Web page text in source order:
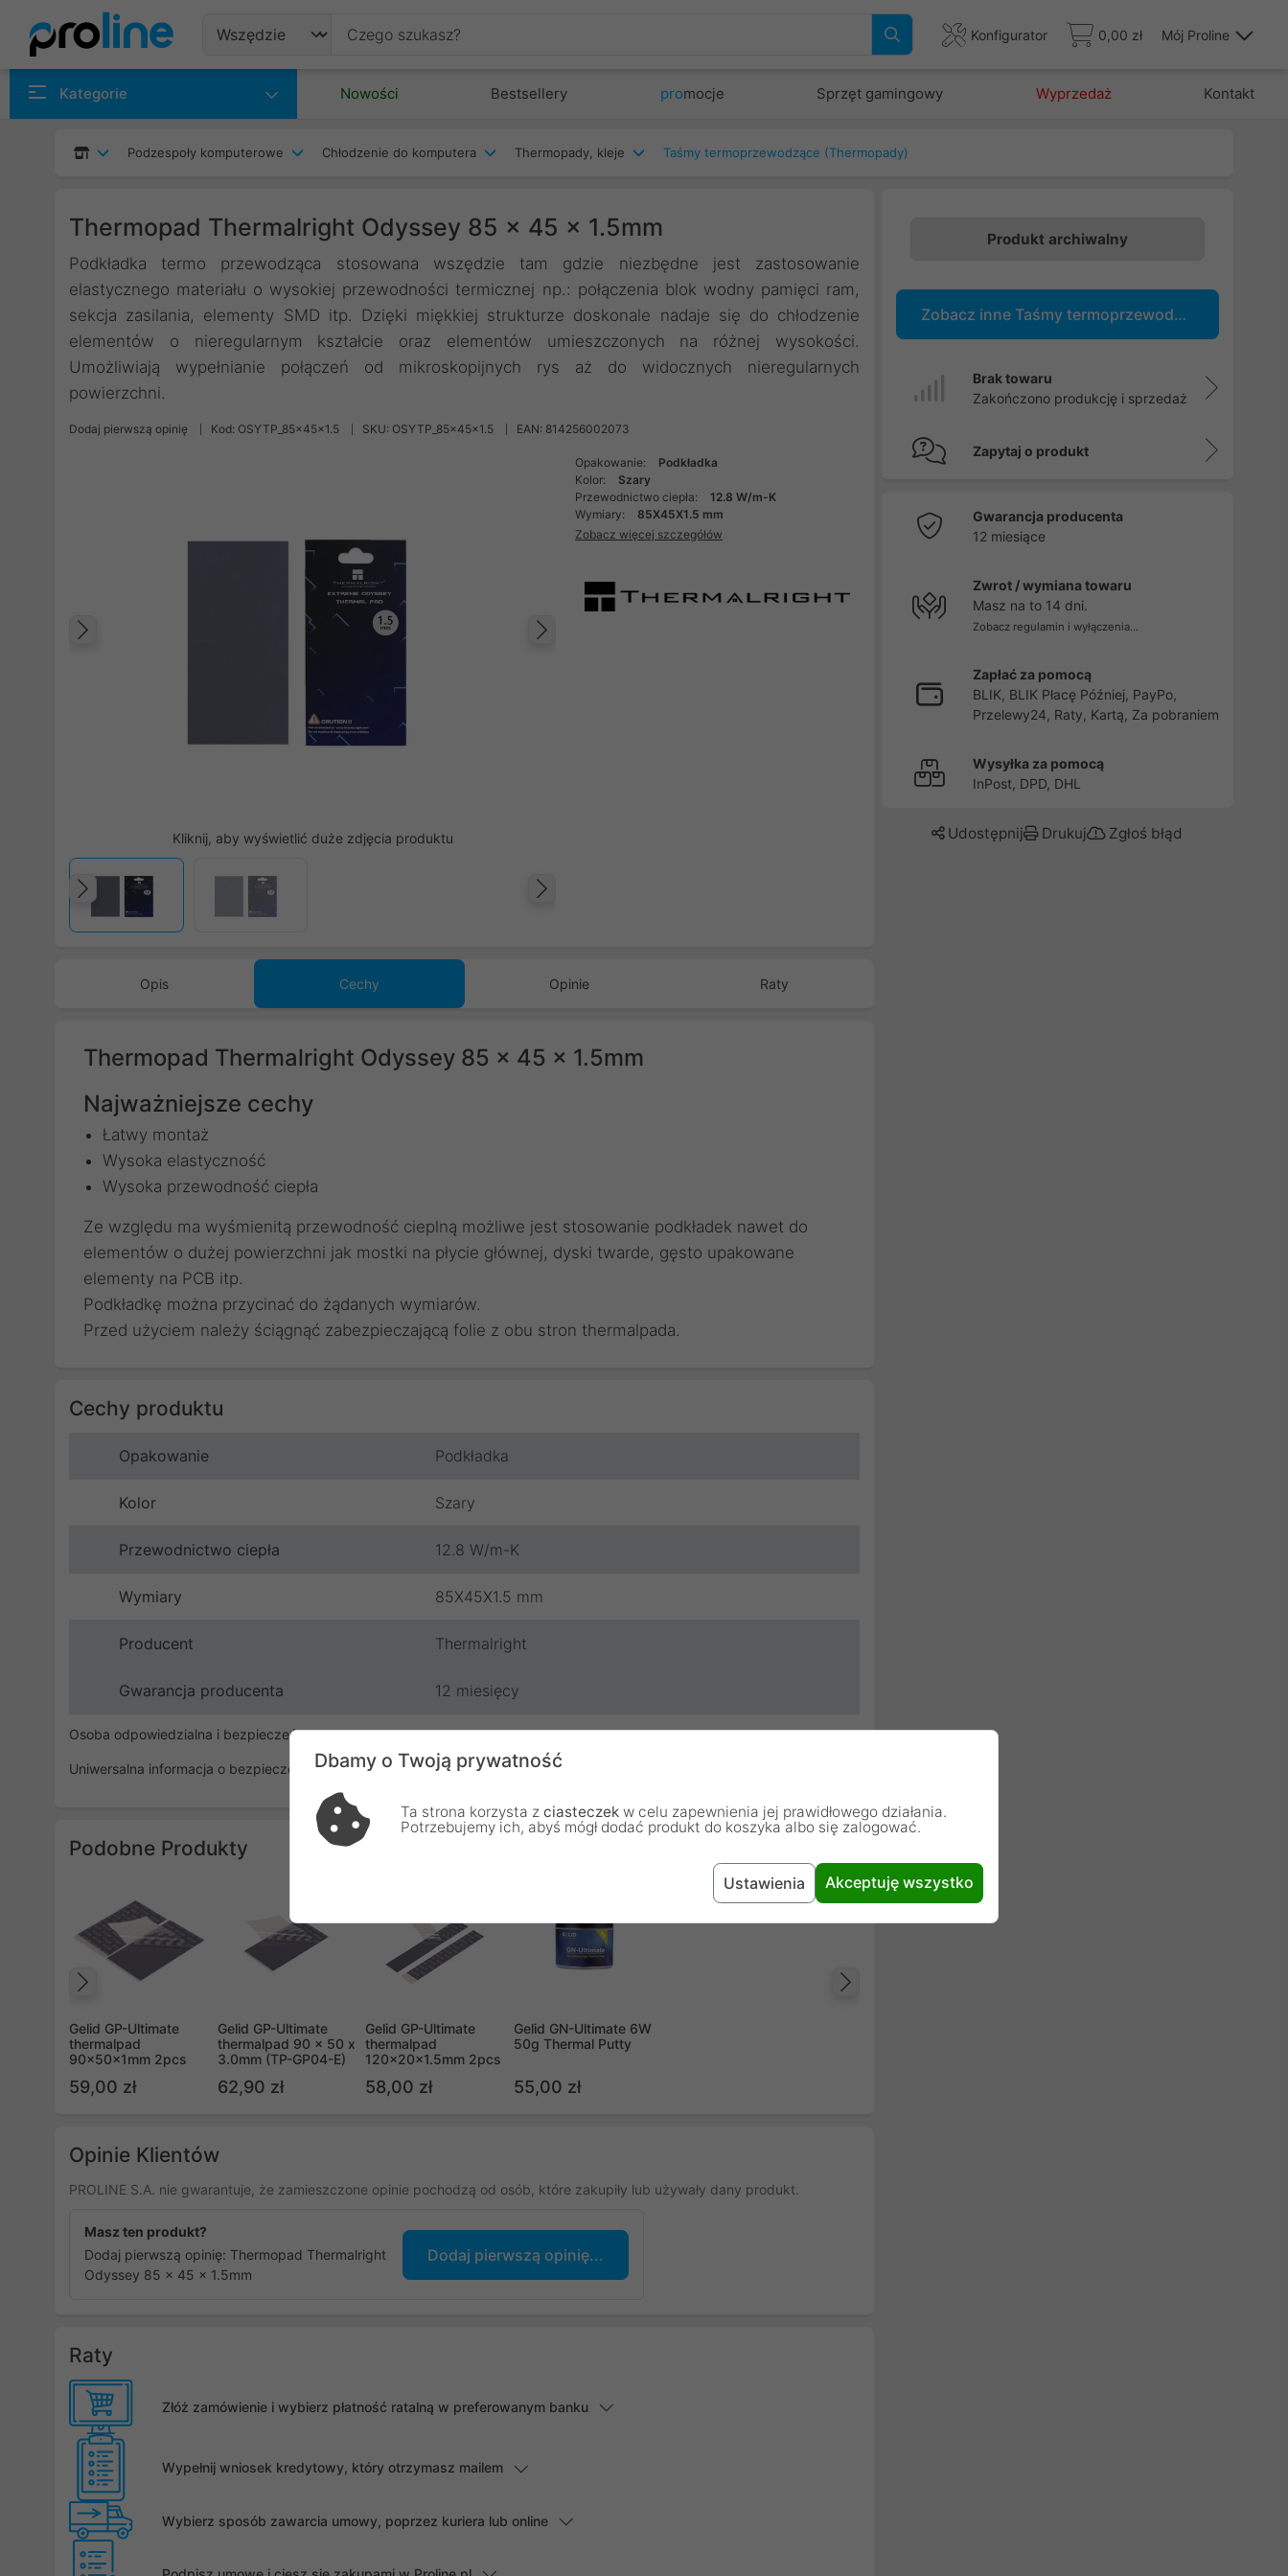
Konfigurator 0,00 zł Mój Proline
Kategorie Nowości Bestsellery promocje Sprzęt gamingowy Wyprzedaż Kontakt
Podzespoły komputerowe Chłodzenie do komputera Thermopady, kleje Taśmy termoprzewodzące (Thermopady)
Thermopad Thermalright Odyssey 85 x 45 x 1.5mm
Podkładka termo przewodząca stosowana wszędzie tam gdzie niezbędne jest zastosowanie
elastycznego materiału o wysokiej przewodności termicznej np.: połączenia blok wodny pamięci ram,
sekcja zasilania, elementy SMD itp. Dzięki miękkiej strukturze doskonale nadaje się do chłodzenie
elementów o nieregularnym kształcie oraz elementów umieszczonych na różnej wysokości.
Umożliwiają wypełnianie połączeń od mikroskopijnych rys aż do widocznych nieregularnych
powierzchni.
Dodaj pierwszą opinię Kod: OSYTP_85x45x1.5 SKU: OSYTP_85x45x1.5 EAN: 814256002073
Kliknij, aby wyświetlić duże zdjęcia produktu
Poprzedni
Opakowanie:
Podkładka
Kolor:
Szary
Przewodnictwo ciepła:
12.8 W/m-K
Wymiary:
85X45X1.5 mm
Zobacz więcej szczegółów
Opis Cechy Opinie Raty
Thermopad Thermalright Odyssey 85 x 45 x 1.5mm
Najważniejsze cechy
Łatwy montaż
Wysoka elastyczność
Wysoka przewodność ciepła
Ze względu ma wyśmienitą przewodność cieplną możliwe jest stosowanie podkładek nawet do
elementów o dużej powierzchni jak mostki na płycie głównej, dyski twarde, gęsto upakowane
elementy na PCB itp.
Podkładkę można przycinać do żądanych wymiarów.
Przed użyciem należy ściągnąć zabezpieczającą folie z obu stron thermalpada.
Cechy produktu
Opakowanie Podkładka
Kolor Szary
Przewodnictwo ciepła 12.8 W/m-K
Wymiary 85X45X1.5 mm
Producent Thermalright
Gwarancja producenta 12 miesięcy
Osoba odpowiedzialna i bezpieczeństwo
Uniwersalna informacja o bezpieczeństwie
Podobne Produkty
Gelid GP-Ultimate
thermalpad
90x50x1mm 2pcs
59,00 zł
Gelid GP-Ultimate
thermalpad 90 x 50 x
3.0mm (TP-GP04-E)
62,90 zł
Gelid GP-Ultimate
thermalpad
120x20x1.5mm 2pcs
58,00 zł
Gelid GN-Ultimate 6W
50g Thermal Putty
55,00 zł
Opinie Klientów
PROLINE S.A. nie gwarantuje, że zamieszczone opinie pochodzą od osób, które zakupiły lub używały dany produkt.
Masz ten produkt?
Dodaj pierwszą opinię: Thermopad Thermalright
Odyssey 85 x 45 x 1.5mm
Dodaj pierwszą opinię...
Raty
Złóż zamówienie i wybierz płatność ratalną w preferowanym banku
Wypełnij wniosek kredytowy, który otrzymasz mailem
Wybierz sposób zawarcia umowy, poprzez kuriera lub online
Produkt archiwalny
Zobacz inne Taśmy termoprzewodzące (Thermopady)
Brak towaru
Zakończono produkcję i sprzedaż
Zapytaj o produkt
Gwarancja producenta
12 miesiące
Zwrot / wymiana towaru
Masz na to 14 dni.
Zobacz regulamin i wyłączenia...
Zapłać za pomocą
BLIK, BLIK Płacę Później, PayPo,
Przelewy24, Raty, Kartą, Za pobraniem
Wysyłka za pomocą
InPost, DPD, DHL
Udostępnij Drukuj Zgłoś błąd
Dbamy o Twoją prywatność
Ta strona korzysta z ciasteczek w celu zapewnienia jej prawidłowego działania.
Potrzebujemy ich, abyś mógł dodać produkt do koszyka albo się zalogować.
Ustawienia Akceptuję wszystko